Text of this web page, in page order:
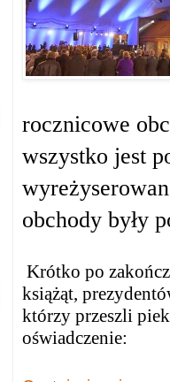
rocznicowe
wszystko jest
obchody były
Krótko po
książąt,
którzy przeszli
oświadczenie: